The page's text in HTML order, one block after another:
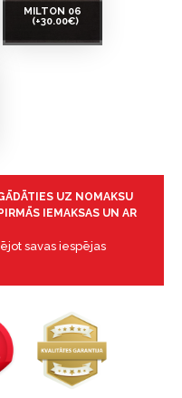
MILTON 06
(+30.00€)
UZ NOMAKSU
IEMAKSAS UN AR
savas iespējas